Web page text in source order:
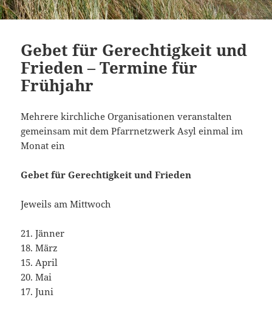
Gebet für Gerechtigkeit und
Frieden – Termine für
Frühjahr
Mehrere kirchliche Organisationen veranstalten
gemeinsam mit dem Pfarrnetzwerk Asyl einmal im
Monat ein
Gebet für Gerechtigkeit und Frieden
Jeweils am Mittwoch
21. Jänner
18. März
15. April
20. Mai
17. Juni